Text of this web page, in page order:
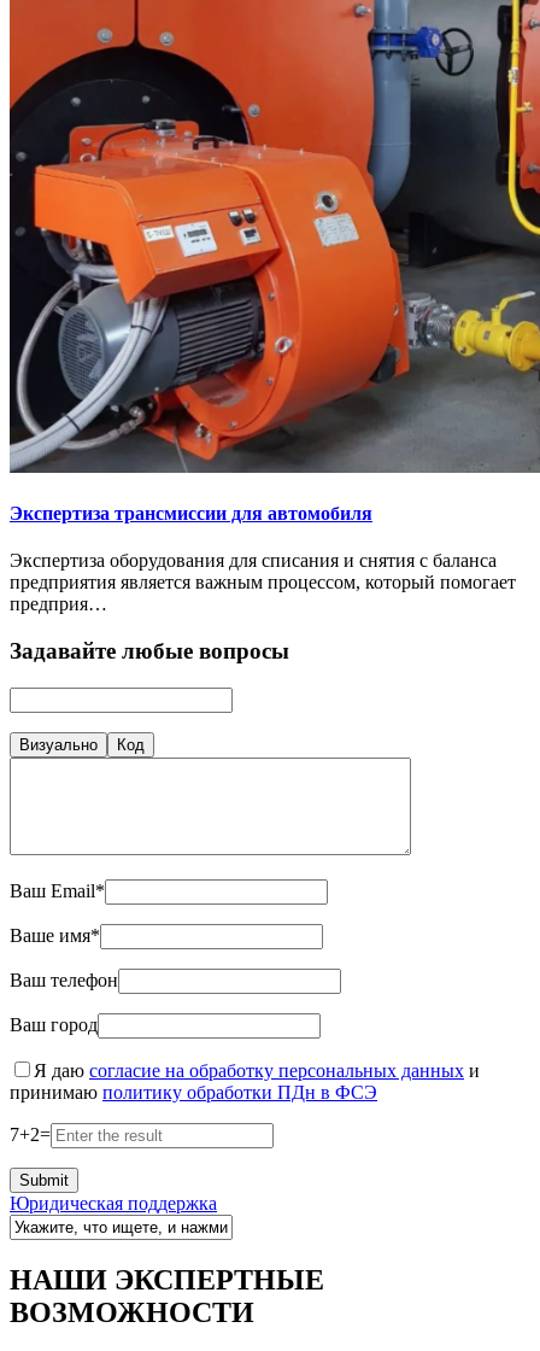
Экспертиза трансмиссии для автомобиля
Экспертиза оборудования для списания и снятия с баланса
предприятия является важным процессом, который помогает
предприя…
Задавайте любые вопросы
Визуально Код
Ваш Email*
Ваше имя*
Ваш телефон
Ваш город
Я даю согласие на обработку персональных данных и
принимаю политику обработки ПДн в ФСЭ
7+2=
Юридическая поддержка
НАШИ ЭКСПЕРТНЫЕ
ВОЗМОЖНОСТИ